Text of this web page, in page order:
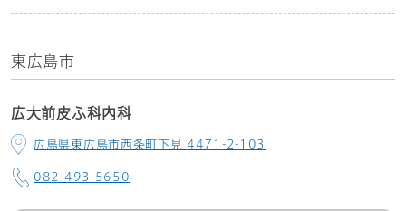
東広島市
広大前皮ふ科内科
広島県東広島市西条町下見 4471-2-103
082-493-5650